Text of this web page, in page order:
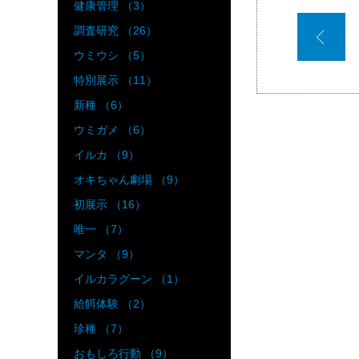
健康管理 （3）
調査研究 （26）
ウミウシ （5）
特別展示 （11）
新種 （6）
ウミガメ （6）
イルカ （9）
オキちゃん劇場 （9）
初展示 （16）
唯一 （7）
マンタ （9）
イルカラグーン （1）
給餌体験 （2）
珍種 （7）
おもしろ行動 （9）